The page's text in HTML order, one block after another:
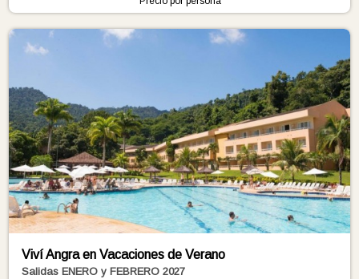
Viví Angra en Vacaciones de Verano
Salidas ENERO y FEBRERO 2027